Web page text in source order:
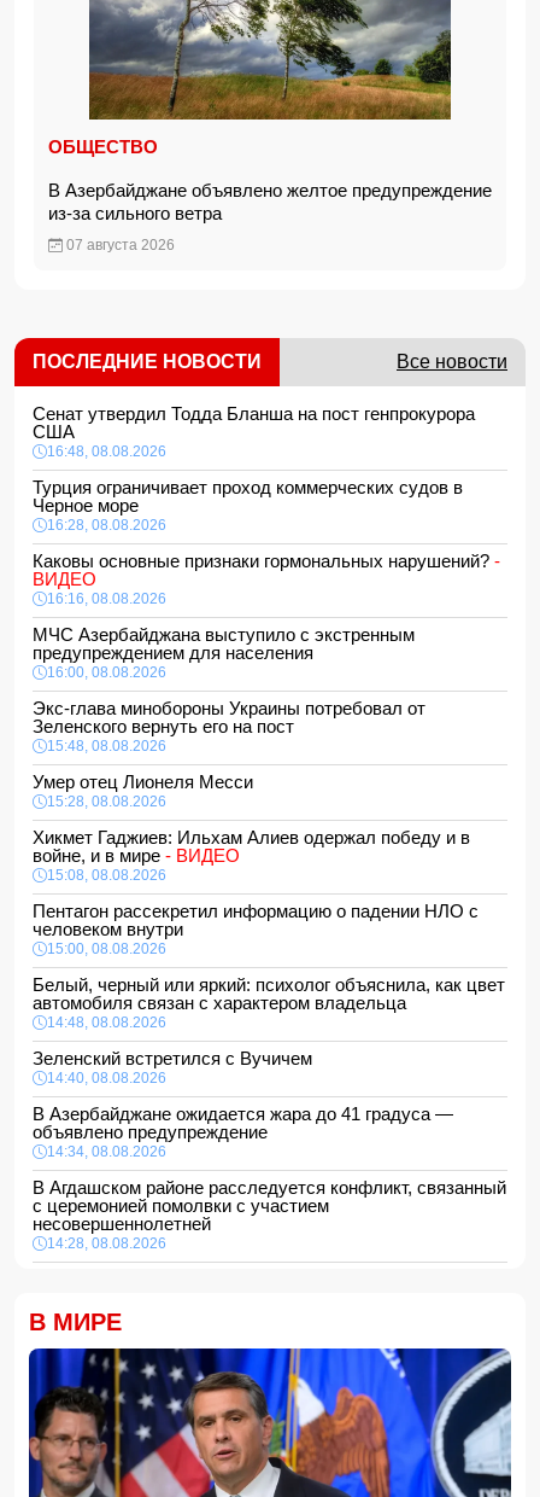
ОБЩЕСТВО
В Азербайджане объявлено желтое предупреждение
из-за сильного ветра
07 августа 2026
ПОСЛЕДНИЕ НОВОСТИ Все новости
Сенат утвердил Тодда Бланша на пост генпрокурора
США
16:48, 08.08.2026
Турция ограничивает проход коммерческих судов в
Черное море
16:28, 08.08.2026
Каковы основные признаки гормональных нарушений? -
ВИДЕО
16:16, 08.08.2026
МЧС Азербайджана выступило с экстренным
предупреждением для населения
16:00, 08.08.2026
Экс-глава минобороны Украины потребовал от
Зеленского вернуть его на пост
15:48, 08.08.2026
Умер отец Лионеля Месси
15:28, 08.08.2026
Хикмет Гаджиев: Ильхам Алиев одержал победу и в
войне, и в мире - ВИДЕО
15:08, 08.08.2026
Пентагон рассекретил информацию о падении НЛО с
человеком внутри
15:00, 08.08.2026
Белый, черный или яркий: психолог объяснила, как цвет
автомобиля связан с характером владельца
14:48, 08.08.2026
Зеленский встретился с Вучичем
14:40, 08.08.2026
В Азербайджане ожидается жара до 41 градуса —
объявлено предупреждение
14:34, 08.08.2026
В Агдашском районе расследуется конфликт, связанный
с церемонией помолвки с участием
несовершеннолетней
14:28, 08.08.2026
ФИФА выступила с заявлением на фоне скандальных
обвинений в адрес Инфантино
14:10, 08.08.2026
ВС РФ взяли под контроль Ивановку в Харьковской
области
14:04, 08.08.2026
Прогноз погоды в Азербайджане на 9 августа
В МИРЕ